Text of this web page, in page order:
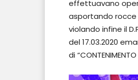
effettuavano
asportando
violando infine il
del 17.03.2020
di “CONTENIMENTO